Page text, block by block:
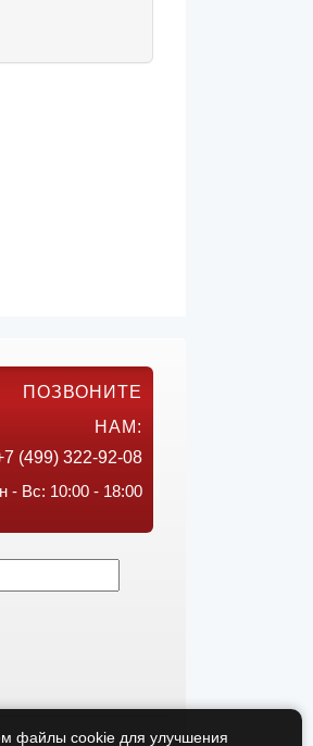
ПОЗВОНИТЕ
НАМ:
(499) 322-92-08
- Вс: 10:00 - 18:00
файлы cookie для улучшения